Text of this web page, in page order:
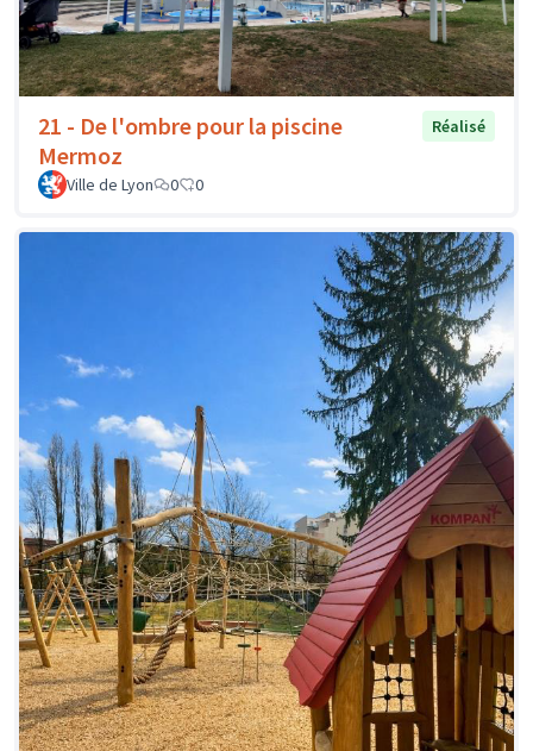
21 - De l'ombre pour la piscine
Mermoz
Réalisé
Ville de Lyon 0 0